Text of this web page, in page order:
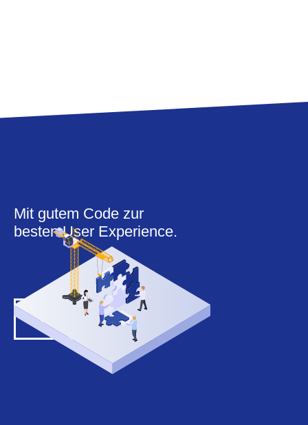
Mit gutem Code zur
besten User Experience.
Logo klein